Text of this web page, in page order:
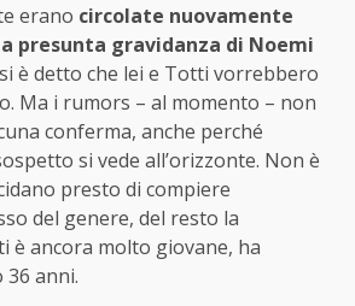
erano circolate nuovamente
presunta gravidanza di Noemi
è detto che lei e Totti vorrebbero
Ma i rumors – al momento – non
conferma, anche perché
si vede all’orizzonte. Non è
presto di compiere
del genere, del resto la
è ancora molto giovane, ha
anni.